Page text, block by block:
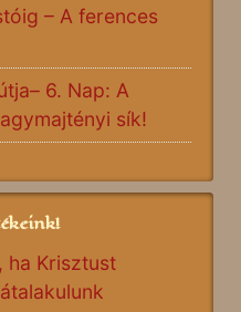
– A ferences
6. Nap: A
sík!
ha Krisztust